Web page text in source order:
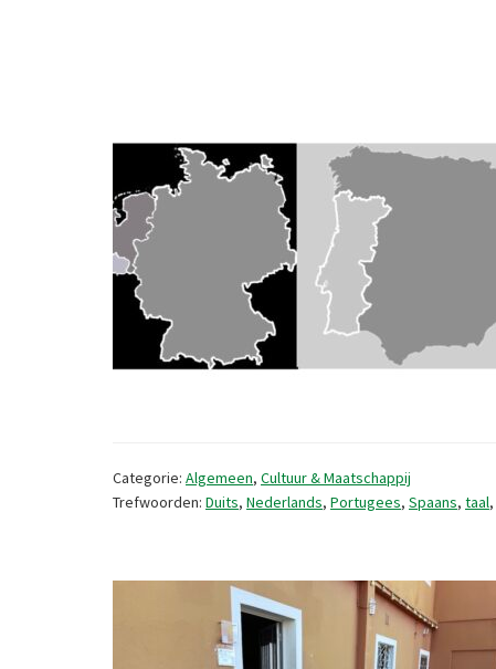
Categorie: Algemeen, Cultuur & Maatschappij
Trefwoorden: Duits, Nederlands, Portugees, Spaans, taal,